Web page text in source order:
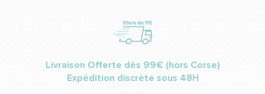
Livraison Offerte dès 99€ (hors Corse)
Expédition discrète sous 48H